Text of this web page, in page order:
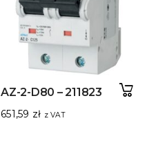
AZ-2-D80 – 211823
651,59 zł z VAT